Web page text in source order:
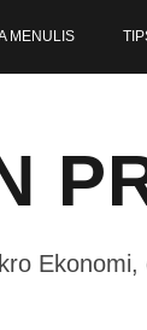
MENULIS